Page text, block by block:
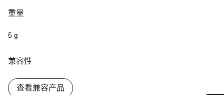
重量
5 g
兼容性
查看兼容产品